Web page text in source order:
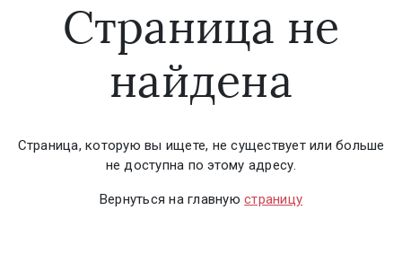
Страница не
найдена
Страница, которую вы ищете, не существует или больше
не доступна по этому адресу.
Вернуться на главнуюстраницу